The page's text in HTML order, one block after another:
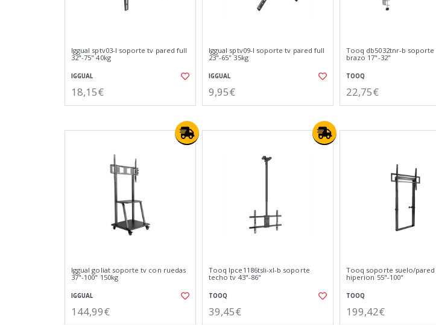
Iggual sptv03-l soporte tv pared full
32"-75" 40kg
IGGUAL
18,15€
Iggual sptv09-l soporte tv pared full
23"-65" 35kg
IGGUAL
9,95€
Tooq db5032tnr-b soporte
brazo 17"-32"
TOOQ
22,75€
Iggual goliat soporte tv con ruedas
37"-100" 150kg
IGGUAL
144,99€
Tooq lpce1186tsli-xl-b soporte
techo tv 43"-86"
TOOQ
39,45€
Tooq soporte suelo/
hiperion 55"-100"
TOOQ
199,42€